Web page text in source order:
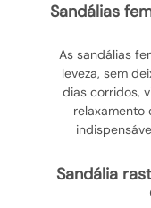
sandálias femininas rasteiras: estilo com
As sandálias
leveza, sem
dias corridos,
relaxamento
sandália rasteirinha que te acompanha